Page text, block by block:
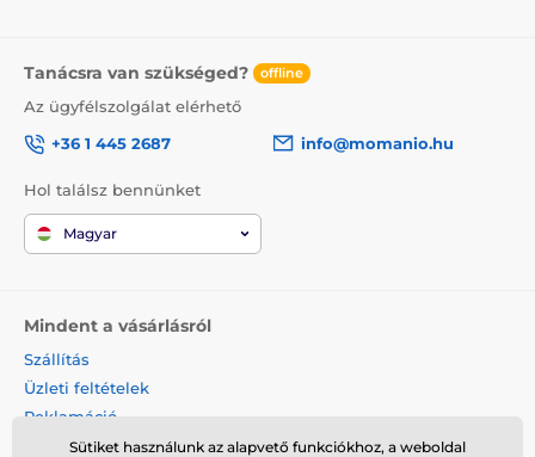
Tanácsra van szükséged? offline
Az ügyfélszolgálat elérhető
+36 1 445 2687
info@momanio.hu
Hol találsz bennünket
Magyar
Mindent a vásárlásról
Szállítás
Üzleti feltételek
Reklamáció
Termék visszaküldése
Sütiket használunk az alapvető funkciókhoz, a weboldal